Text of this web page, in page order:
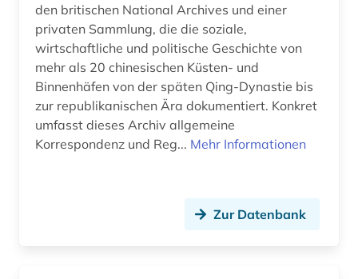
den britischen National Archives und einer
privaten Sammlung, die die soziale,
wirtschaftliche und politische Geschichte von
mehr als 20 chinesischen Küsten- und
Binnenhäfen von der späten Qing-Dynastie bis
zur republikanischen Ära dokumentiert. Konkret
umfasst dieses Archiv allgemeine
Korrespondenz und Reg... Mehr Informationen
Zur Datenbank